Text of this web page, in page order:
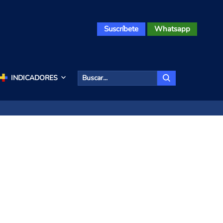
Suscríbete Whatsapp
INDICADORES